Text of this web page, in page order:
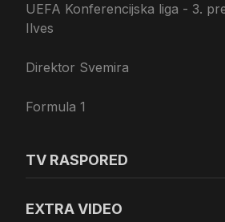
UEFA Konferencijska liga - 3.
Ilves
Direktor Svemira
Formula 1
TV RASPORED
EXTRA VIDEO